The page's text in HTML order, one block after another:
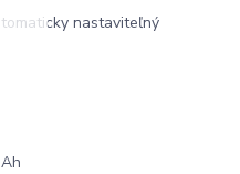
nastaviteľný